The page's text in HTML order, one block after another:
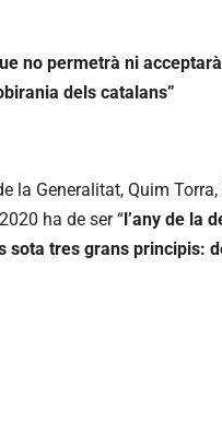
no permetrà ni
dels catalans”
la Generalitat, Quim
ha de ser “l’any de la
sota tres grans principis: